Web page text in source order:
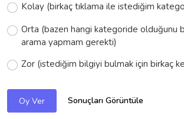
Kolay (birkaç tıklama ile istediğim
Orta (bazen hangi kategoride olduğunu
arama yapmam gerekti)
Zor (istediğim bilgiyi bulmak için birkaç
Oy Ver Sonuçları Görüntüle